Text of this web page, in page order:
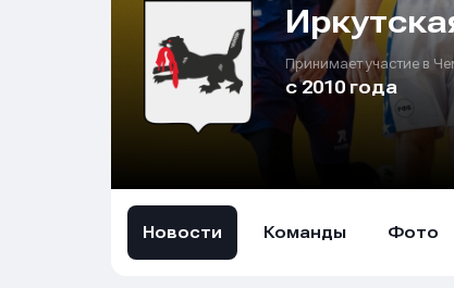
Принимает участие в
с 2010 года
Новости Команды Фото